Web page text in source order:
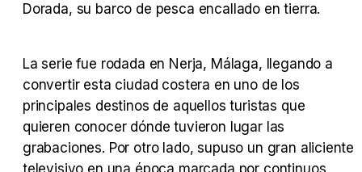
Dorada, su barco de pesca encallado en tierra.
La serie fue rodada en Nerja, Málaga, llegando a
convertir esta ciudad costera en uno de los
principales destinos de aquellos turistas que
quieren conocer dónde tuvieron lugar las
grabaciones. Por otro lado, supuso un gran aliciente